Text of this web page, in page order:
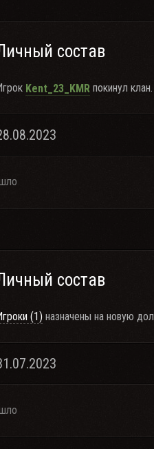
состав
Kent_23_KMR покинул клан.
состав
(1) назначены на новую